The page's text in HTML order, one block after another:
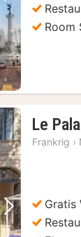
Næste
Room
Næste
Le
Frankrig ›
Gratis